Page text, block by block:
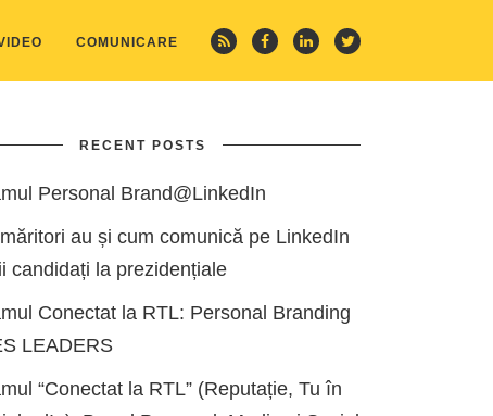
COMUNICARE
RECENT POSTS
Personal Brand@LinkedIn
au și cum comunică pe LinkedIn
candidați la prezidențiale
Conectat la RTL: Personal Branding
LEADERS
“Conectat la RTL” (Reputație, Tu în